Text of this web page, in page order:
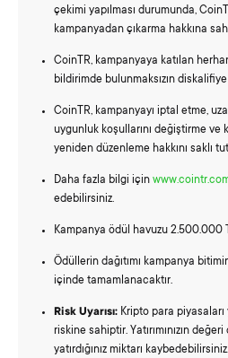
çekimi yapılması durumunda,
kampanyadan çıkarma hakkına
CoinTR, kampanyaya katılan
bildirimde bulunmaksızın
CoinTR, kampanyayı iptal etme,
uygunluk koşullarını değiştirme ve
yeniden düzenleme hakkını saklı
Daha fazla bilgi için
edebilirsiniz.
Kampanya ödül havuzu 2.500.000
Ödüllerin dağıtımı kampanya
içinde tamamlanacaktır.
Risk Uyarısı: Kripto para
riskine sahiptir. Yatırımınızın
yatırdığınız miktarı